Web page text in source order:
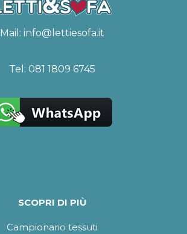
Mail: info@lettiesofa.it
Tel: 081 1809 6745
SCOPRI DI PIÙ
Campionario tessuti